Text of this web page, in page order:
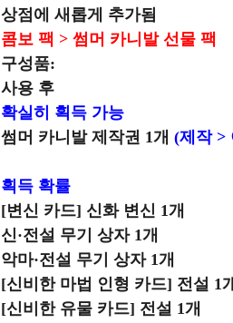
상점에 새롭게 추가됨
콤보 팩 > 썸머 카니발 선물 팩
구성품:
사용 후
확실히 획득 가능
썸머 카니발 제작권 1개 (제작 >
획득 확률
[변신 카드] 신화 변신 1개
신·전설 무기 상자 1개
악마·전설 무기 상자 1개
[신비한 마법 인형 카드] 전설 1
[신비한 유물 카드] 전설 1개